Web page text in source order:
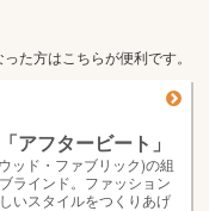
た方はこちらが便利です。
アフタービート」
ッド・ファブリック)の組
ラインド。ファッション
いスタイルをつくりあげ